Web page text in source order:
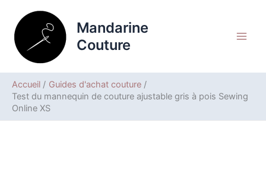
contenu
Mandarine
Couture
Accueil
Guides d'achat couture
Test du mannequin de couture ajustable gris à pois Sewing
Online XS